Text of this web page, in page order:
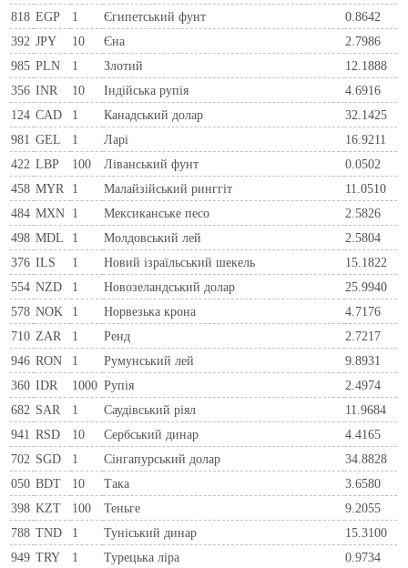
818 EGP 1 Єгипетський фунт
0.8642
392 JPY 10 Єна
2.7986
985 PLN 1 Злотий
12.1888
356 INR 10 Індійська рупія
4.6916
124 CAD 1 Канадський долар
32.1425
981 GEL 1 Ларi
16.9211
422 LBP 100 Ліванський фунт
0.0502
458 MYR 1 Малайзійський ринггіт
11.0510
484 MXN 1 Мексиканське песо
2.5826
498 MDL 1 Молдовський лей
2.5804
376 ILS 1 Новий ізраїльський шекель
15.1822
554 NZD 1 Новозеландський долар
25.9940
578 NOK 1 Норвезька крона
4.7176
710 ZAR 1 Ренд
2.7217
946 RON 1 Румунський лей
9.8931
360 IDR 1000 Рупія
2.4974
682 SAR 1 Саудівський ріял
11.9684
941 RSD 10 Сербський динар
4.4165
702 SGD 1 Сінгапурський долар
34.8828
050 BDT 10 Така
3.6580
398 KZT 100 Теньге
9.2055
788 TND 1 Туніський динар
15.3100
949 TRY 1 Турецька ліра 0.9734